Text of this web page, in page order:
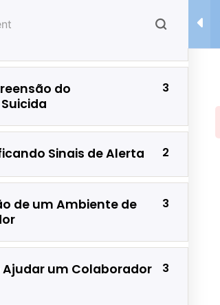
Home Cursos Login
da Prevenção
4
do
3
Sinais de Alerta 2
de um Ambiente de
3
Ajudar um Colaborador
3